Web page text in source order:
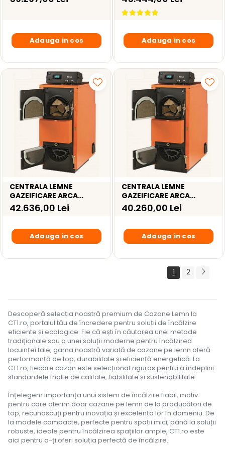
Adauga in cos
84KW
Adauga in cos
CENTRALA LEMNE
GAZEIFICARE ARCA
ASPIRO 90R – 84KW
42.636,00 Lei
Adauga in cos
CENTRALA LEMNE
GAZEIFICARE ARCA
ASPIRO 70RI INOX – 69KW
40.260,00 Lei
Adauga in cos
1 2
Descoperă selecția noastră premium de Cazane Lemn la
CT1.ro, portalul tău de încredere pentru soluții de încălzire
eficiente și ecologice. Fie că ești în căutarea unei metode
tradiționale sau a unei soluții moderne pentru încălzirea
locuinței tale, gama noastră variată de cazane pe lemn oferă
performanță de top, durabilitate și eficiență energetică. La
CT1.ro, fiecare cazan este selecționat riguros pentru a îndeplini
standardele înalte de calitate, fiabilitate și sustenabilitate.
Înțelegem importanța unui sistem de încălzire fiabil, motiv
pentru care oferim doar cazane pe lemn de la producători de
top, recunoscuți pentru inovația și excelența lor în domeniu. De
la modele compacte, perfecte pentru spații mici, până la soluții
robuste, ideale pentru încălzirea spațiilor ample, CT1.ro este
aici pentru a-ți oferi soluția perfectă de încălzire.